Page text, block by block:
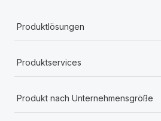
Produktlösungen
Produktservices
Produkt nach Unternehmensgröße